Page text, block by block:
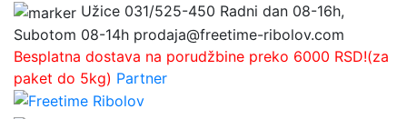
Užice 031/525-450 Radni dan 08-16h,
Subotom 08-14h prodaja@freetime-ribolov.com
Besplatna dostava na porudžbine preko 6000 RSD!(za
paket do 5kg) Partner